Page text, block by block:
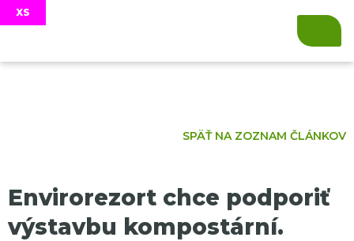
SPÄŤ NA ZOZNAM ČLÁNKOV
Envirorezort chce podporiť
výstavbu kompostární.